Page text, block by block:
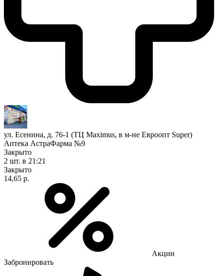
ул. Есенина, д. 76-1 (ТЦ Maximus, в м-не Евроопт Super)
Аптека АстраФарма №9
Закрыто
2 шт. в 21:21
Закрыто
14,65 р.
Акции
Забронировать